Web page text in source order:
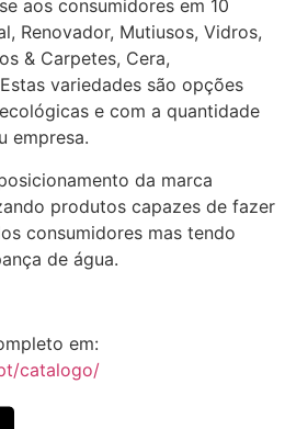
aos consumidores em 10
Renovador, Mutiusos, Vidros,
& Carpetes, Cera,
variedades são opções
e com a quantidade
empresa.
da marca
produtos capazes de fazer
consumidores mas tendo
de água.
em:
catalogo/